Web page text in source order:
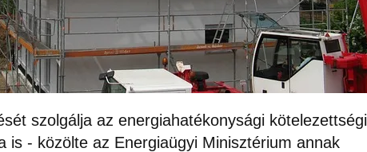
szolgálja az energiahatékonysági kötelezettségi
is - közölte az Energiaügyi Minisztérium annak